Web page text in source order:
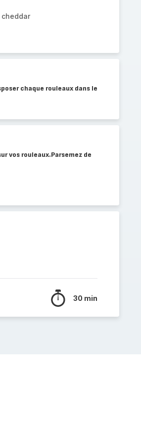
cheddar
chaque rouleaux dans le
vos rouleaux.Parsemez de
30 min